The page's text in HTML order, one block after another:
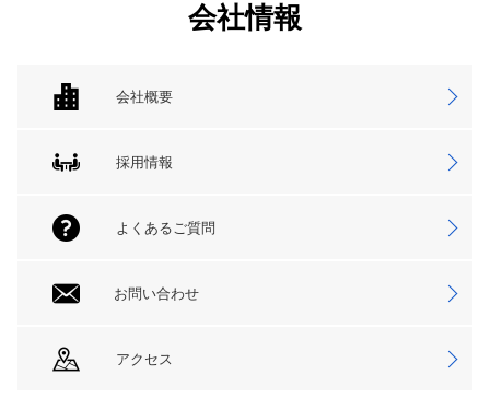
会社情報
会社概要
採用情報
よくあるご質問
お問い合わせ
アクセス